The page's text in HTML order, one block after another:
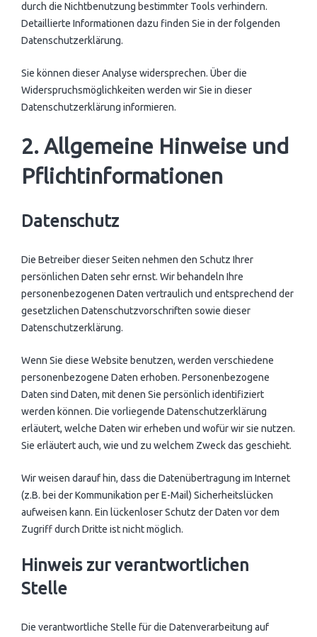
durch die Nichtbenutzung bestimmter Tools verhindern.
Detaillierte Informationen dazu finden Sie in der folgenden
Datenschutzerklärung.
Sie können dieser Analyse widersprechen. Über die
Widerspruchsmöglichkeiten werden wir Sie in dieser
Datenschutzerklärung informieren.
2. Allgemeine Hinweise und
Pflichtinformationen
Datenschutz
Die Betreiber dieser Seiten nehmen den Schutz Ihrer
persönlichen Daten sehr ernst. Wir behandeln Ihre
personenbezogenen Daten vertraulich und entsprechend der
gesetzlichen Datenschutzvorschriften sowie dieser
Datenschutzerklärung.
Wenn Sie diese Website benutzen, werden verschiedene
personenbezogene Daten erhoben. Personenbezogene
Daten sind Daten, mit denen Sie persönlich identifiziert
werden können. Die vorliegende Datenschutzerklärung
erläutert, welche Daten wir erheben und wofür wir sie nutzen.
Sie erläutert auch, wie und zu welchem Zweck das geschieht.
Wir weisen darauf hin, dass die Datenübertragung im Internet
(z.B. bei der Kommunikation per E-Mail) Sicherheitslücken
aufweisen kann. Ein lückenloser Schutz der Daten vor dem
Zugriff durch Dritte ist nicht möglich.
Hinweis zur verantwortlichen
Stelle
Die verantwortliche Stelle für die Datenverarbeitung auf